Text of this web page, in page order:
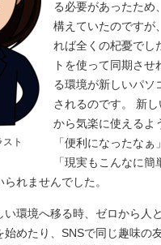
ト
る必要があったため
構えていたのですが
れば全くの杞憂でし
トを使って同期さ
る環境が新しいパソ
されるのです。 新
から気楽に使えるよ
「便利になったなぁ
「現実もこんなに簡
れませんでした。
環境へ移る時、ゼロから人
始めたり、SNSで同じ趣味の